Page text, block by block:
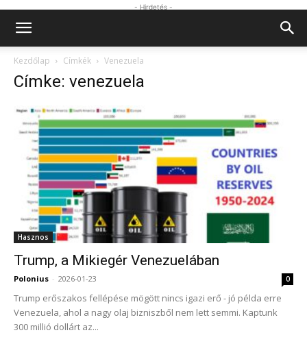
- Hirdetés -
Kezdőlap Címkék Venezuela
Címke: venezuela
Hasznos
Trump, a Mikiegér Venezuelában
Polonius - 2026-01-23 0
Trump erőszakos fellépése mögött nincs igazi erő - jó példa erre
Venezuela, ahol a nagy olaj bizniszből nem lett semmi. Kaptunk
300 millió dollárt az...